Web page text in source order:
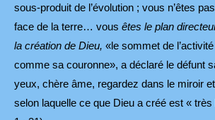
sous-produit de l’évolution ; vous n’êtes
face de la terre… vous êtes le plan
la création de Dieu, «le sommet de
comme sa couronne», a déclaré le défunt
yeux, chère âme, regardez dans le miroir
selon laquelle ce que Dieu a créé est «